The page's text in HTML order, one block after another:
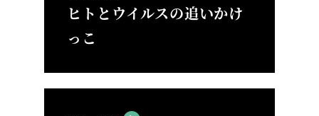
ヒトとウイルスの追いかけ
っこ